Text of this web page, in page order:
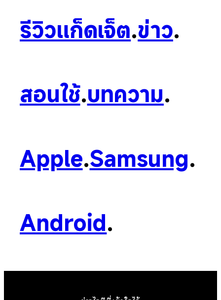
รีวิวแก็ดเจ็ต.ข่าว.
สอนใช้.บทความ.
Apple.Samsung.
Android.